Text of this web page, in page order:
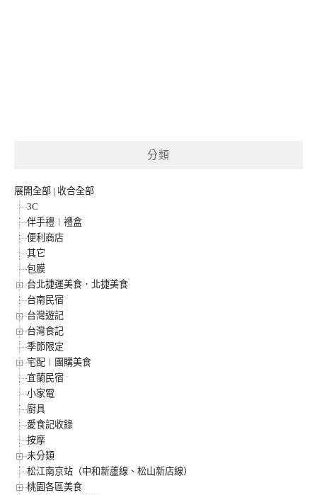
分類
展開全部 | 收合全部
3C
伴手禮︱禮盒
便利商店
其它
包膜
台北捷運美食．北捷美食
台南民宿
台灣遊記
台灣食記
季節限定
宅配︱團購美食
宜蘭民宿
小家電
廚具
愛食記收錄
按摩
未分類
松江南京站（中和新蘆線、松山新店線）
桃園各區美食